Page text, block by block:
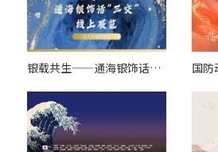
银载共生——通海银饰话“三交”线上展览 国防